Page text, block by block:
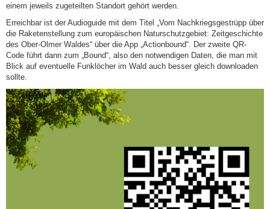
einem jeweils zugeteilten Standort gehört werden.
Erreichbar ist der Audioguide mit dem Titel „Vom Nachkriegsgestrüpp über
die Raketenstellung zum europäischen Naturschutzgebiet: Zeitgeschichte
des Ober-Olmer Waldes“ über die App „Actionbound“. Der zweite QR-
Code führt dann zum „Bound“, also den notwendigen Daten, die man mit
Blick auf eventuelle Funklöcher im Wald auch besser gleich downloaden
sollte.